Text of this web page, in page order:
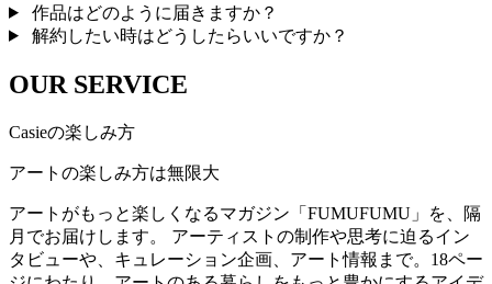
作品はどのように届きますか？
解約したい時はどうしたらいいですか？
OUR SERVICE
Casieの楽しみ方
アートの楽しみ方は無限大
アートがもっと楽しくなるマガジン「FUMUFUMU」を、隔
月でお届けします。 アーティストの制作や思考に迫るイン
タビューや、キュレーション企画、アート情報まで。18ペー